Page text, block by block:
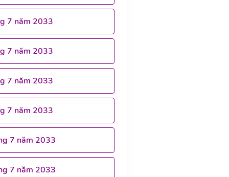
7 năm 2033
7 năm 2033
7 năm 2033
7 năm 2033
7 năm 2033
7 năm 2033